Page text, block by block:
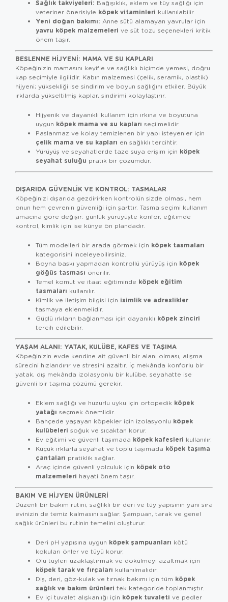
Sağlık takviyeleri: Bağışıklık, eklem ve tüy sağlığı için
veteriner önerisiyle köpek vitaminleri kullanılabilir.
Yeni doğan bakımı: Anne sütü alamayan yavrular için
yavru köpek malzemeleri ve süt tozu seçenekleri kritik
önem taşır.
BESLENME HIJYENI: MAMA VE SU KAPLARI
Köpeğinizin mamasını keyifle ve sağlıklı biçimde yemesi, doğru
kap seçimiyle ilgilidir. Kabın malzemesi (çelik, seramik, plastik)
hijyeni; yüksekliği ise sindirim ve boyun sağlığını etkiler. Büyük
ırklarda yükseltilmiş kaplar, sindirimi kolaylaştırır.
Hijyenik ve dayanıklı kullanım için ırkına ve boyutuna
uygun köpek mama ve su kapları seçilmelidir.
Paslanmaz ve kolay temizlenen bir yapı isteyenler için
çelik mama ve su kapları en sağlıklı tercihtir.
Yürüyüş ve seyahatlerde taze suya erişim için köpek
seyahat suluğu pratik bir çözümdür.
DIŞARIDA GÜVENLIK VE KONTROL: TASMALAR
Köpeğinizi dışarıda gezdirirken kontrolün sizde olması, hem
onun hem çevrenin güvenliği için şarttır. Tasma seçimi kullanım
amacına göre değişir: günlük yürüyüşte konfor, eğitimde
kontrol, kimlik için ise künye ön plandadır.
Tüm modelleri bir arada görmek için köpek tasmaları
kategorisini inceleyebilirsiniz.
Boyna baskı yapmadan kontrollü yürüyüş için köpek
göğüs tasması önerilir.
Temel komut ve itaat eğitiminde köpek eğitim
tasmaları kullanılır.
Kimlik ve iletişim bilgisi için isimlik ve adreslikler
tasmaya eklenmelidir.
Güçlü ırkların bağlanması için dayanıklı köpek zinciri
tercih edilebilir.
YAŞAM ALANI: YATAK, KULÜBE, KAFES VE TAŞIMA
Köpeğinizin evde kendine ait güvenli bir alanı olması, alışma
sürecini hızlandırır ve stresini azaltır. İç mekânda konforlu bir
yatak, dış mekânda izolasyonlu bir kulübe, seyahatte ise
güvenli bir taşıma çözümü gerekir.
Eklem sağlığı ve huzurlu uyku için ortopedik köpek
yatağı seçmek önemlidir.
Bahçede yaşayan köpekler için izolasyonlu köpek
kulübeleri soğuk ve sıcaktan korur.
Ev eğitimi ve güvenli taşımada köpek kafesleri kullanılır.
Küçük ırklarla seyahat ve toplu taşımada köpek taşıma
çantaları pratiklik sağlar.
Araç içinde güvenli yolculuk için köpek oto
malzemeleri hayati önem taşır.
BAKIM VE HIJYEN ÜRÜNLERI
Düzenli bir bakım rutini, sağlıklı bir deri ve tüy yapısının yanı sıra
evinizin de temiz kalmasını sağlar. Şampuan, tarak ve genel
sağlık ürünleri bu rutinin temelini oluşturur.
Deri pH yapısına uygun köpek şampuanları kötü
kokuları önler ve tüyü korur.
Ölü tüyleri uzaklaştırmak ve dökülmeyi azaltmak için
köpek tarak ve fırçaları kullanılmalıdır.
Diş, deri, göz-kulak ve tırnak bakımı için tüm köpek
sağlık ve bakım ürünleri tek kategoride toplanmıştır.
Ev içi tuvalet alışkanlığı için köpek tuvaleti ve pedler